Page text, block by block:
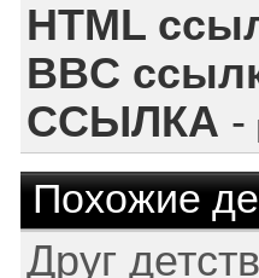
HTML
BBC
ССЫЛКА -
Похожие
Друг